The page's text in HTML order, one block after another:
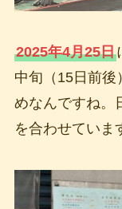
2025年4月25日
中旬（15日前後
めなんですね。
を合わせていま